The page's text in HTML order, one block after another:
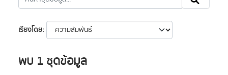
เรียงโดย
พบ 1 ชุดข้อมูล